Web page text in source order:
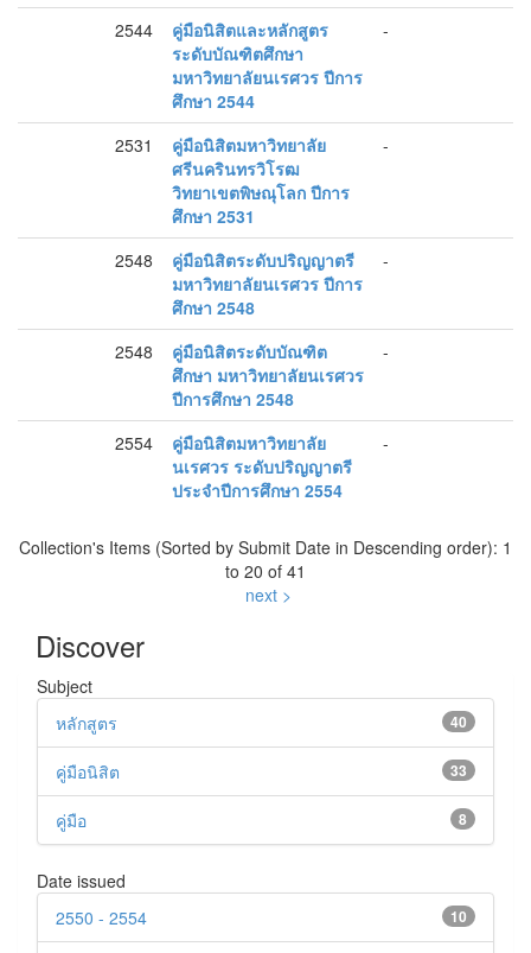
2544
คู่มือนิสิตและหลักสูตร
ระดับบัณฑิตศึกษา
มหาวิทยาลัยนเรศวร ปีการ
ศึกษา 2544
-
2531
คู่มือนิสิตมหาวิทยาลัย
ศรีนครินทรวิโรฒ
วิทยาเขตพิษณุโลก ปีการ
ศึกษา 2531
-
2548
คู่มือนิสิตระดับปริญญาตรี
มหาวิทยาลัยนเรศวร ปีการ
ศึกษา 2548
-
2548
คู่มือนิสิตระดับบัณฑิต
ศึกษา มหาวิทยาลัยนเรศวร
ปีการศึกษา 2548
-
2554
คู่มือนิสิตมหาวิทยาลัย
นเรศวร ระดับปริญญาตรี
ประจำปีการศึกษา 2554
-
Collection's Items (Sorted by Submit Date in Descending order): 1
to 20 of 41
next >
Discover
Subject
40
หลักสูตร
33
คู่มือนิสิต
8
คู่มือ
Date issued
10
2550 - 2554